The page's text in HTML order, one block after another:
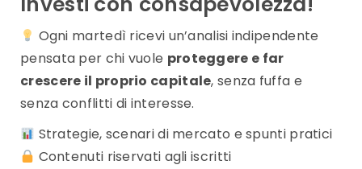
Ogni martedì ricevi un’analisi indipendente
pensata per chi vuole proteggere e far
crescere il proprio capitale, senza fuffa e
senza conflitti di interesse.
Strategie, scenari di mercato e spunti pratici
Contenuti riservati agli iscritti